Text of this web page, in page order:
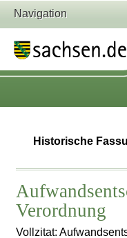
Navigation
Historische
Verordnung
Vollzitat: